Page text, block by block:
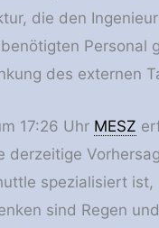
die den
Personal
des externen
17:26 Uhr MESZ
derzeitige
spezialisiert
sind Regen